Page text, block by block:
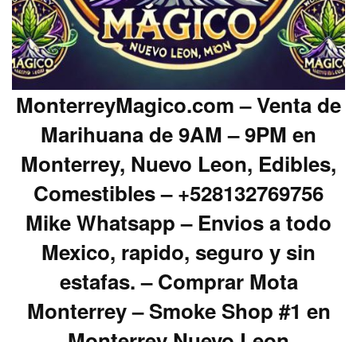
MonterreyMagico.com – Venta de
Marihuana de 9AM – 9PM en
Monterrey, Nuevo Leon, Edibles,
Comestibles – +528132769756
Mike Whatsapp – Envios a todo
Mexico, rapido, seguro y sin
estafas. – Comprar Mota
Monterrey – Smoke Shop #1 en